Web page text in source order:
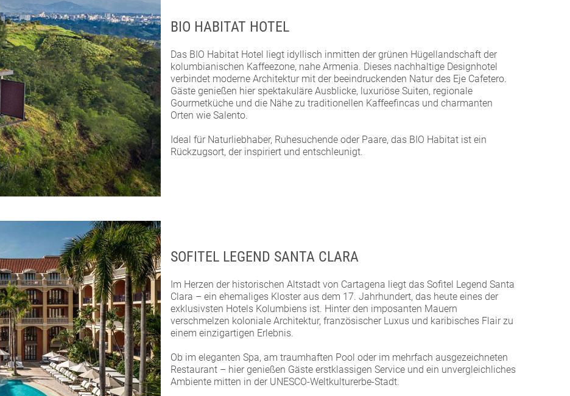
BIO HABITAT HOTEL
Das BIO Habitat Hotel liegt idyllisch inmitten der grünen Hügellandschaft der
kolumbianischen Kaffeezone, nahe Armenia. Dieses nachhaltige Designhotel
verbindet moderne Architektur mit der beeindruckenden Natur des Eje Cafetero.
Gäste genießen hier spektakuläre Ausblicke, luxuriöse Suiten, regionale
Gourmetküche und die Nähe zu traditionellen Kaffeefincas und charmanten
Orten wie Salento.
Ideal für Naturliebhaber, Ruhesuchende oder Paare, das BIO Habitat ist ein
Rückzugsort, der inspiriert und entschleunigt.
SOFITEL LEGEND SANTA CLARA
Im Herzen der historischen Altstadt von Cartagena liegt das Sofitel Legend Santa
Clara – ein ehemaliges Kloster aus dem 17. Jahrhundert, das heute eines der
exklusivsten Hotels Kolumbiens ist. Hinter den imposanten Mauern
verschmelzen koloniale Architektur, französischer Luxus und karibisches Flair zu
einem einzigartigen Erlebnis.
Ob im eleganten Spa, am traumhaften Pool oder im mehrfach ausgezeichneten
Restaurant – hier genießen Gäste erstklassigen Service und ein unvergleichliches
Ambiente mitten in der UNESCO-Weltkulturerbe-Stadt.